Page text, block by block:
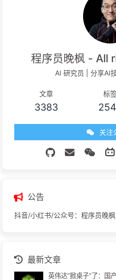
程序员晚枫 - All
AI 研究员 | 分享AI
文章
3383
标
关注
公告
抖音/小红书/公众号：程序员晚枫
最新文章
英伟达“掀桌子”了：国